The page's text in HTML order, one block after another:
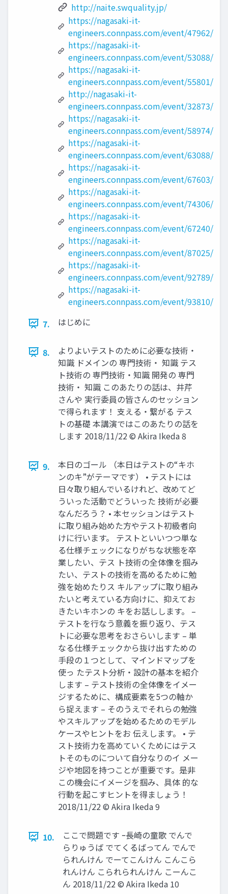
http://naite.swquality.jp/
https://nagasaki-it-
engineers.connpass.com/event/47962/
https://nagasaki-it-
engineers.connpass.com/event/53088/
https://nagasaki-it-
engineers.connpass.com/event/55801/
http://nagasaki-it-
engineers.connpass.com/event/32873/
https://nagasaki-it-
engineers.connpass.com/event/58974/
https://nagasaki-it-
engineers.connpass.com/event/63088/
https://nagasaki-it-
engineers.connpass.com/event/67603/
https://nagasaki-it-
engineers.connpass.com/event/74306/
https://nagasaki-it-
engineers.connpass.com/event/67240/
https://nagasaki-it-
engineers.connpass.com/event/87025/
https://nagasaki-it-
engineers.connpass.com/event/92789/
https://nagasaki-it-
engineers.connpass.com/event/93810/
7.
はじめに
8.
よりよいテストのために必要な技術・
知識 ドメインの 専門技術・ 知識 テス
ト技術の 専門技術・知識 開発の 専門
技術・ 知識 このあたりの話は、井芹
さんや 実行委員の皆さんのセッション
で得られます！ 支える・繋がる テス
トの基礎 本講演ではこのあたりの話を
します 2018/11/22 © Akira Ikeda 8
9.
本日のゴール （本日はテストの“キホ
ンのキ”がテーマです） • テストには
日々取り組んでいるけれど、改めてど
ういった活動でどういった 技術が必要
なんだろう？ • 本セッションはテスト
に取り組み始めた方やテスト初級者向
けに行います。 テストといいつつ単な
る仕様チェックになりがちな状態を卒
業したい、テス ト技術の全体像を掴み
たい、テストの技術を高めるために勉
強を始めたりス キルアップに取り組み
たいと考えている方向けに、抑えてお
きたいキホンの キをお話しします。 –
テストを行なう意義を振り返り、テス
トに必要な思考をおさらいします – 単
なる仕様チェックから抜け出すための
手段の１つとして、マインドマップを
使っ たテスト分析・設計の基本を紹介
します – テスト技術の全体像をイメー
ジするために、構成要素を5つの軸か
ら捉えます – そのうえでそれらの勉強
やスキルアップを始めるためのモデル
ケースやヒントをお 伝えします。 • テ
スト技術力を高めていくためにはテス
トそのものについて自分なりのイ メー
ジや地図を持つことが重要です。是非
この機会にイメージを掴み、具体 的な
行動を起こすヒントを得ましょう！
2018/11/22 © Akira Ikeda 9
10.
ここで問題です ｰ長崎の童歌 でんで
らりゅうば でてくるばってん でんで
られんけん でーてこんけん こんこら
れんけん こられられんけん こーんこ
ん 2018/11/22 © Akira Ikeda 10